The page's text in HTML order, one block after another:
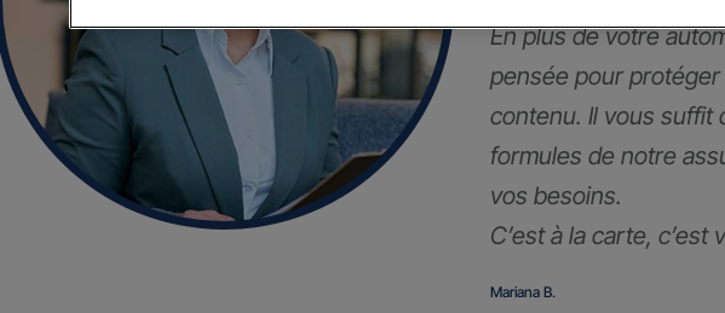
En plus de votre
pensée pour
contenu. Il vous suffit
formules de notre
vos besoins.
C’est à la carte,
Mariana B.